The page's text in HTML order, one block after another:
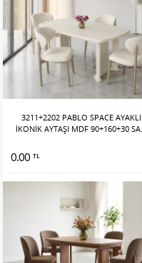
3211+2202 PABLO SPACE AYAKLI
İKONİK AYTAŞI MDF 90+160+30 SA...
0.00 TL